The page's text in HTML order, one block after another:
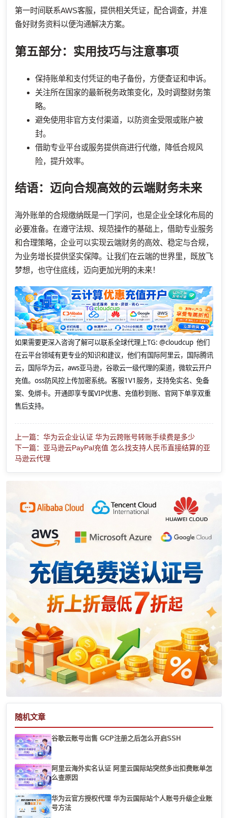
第一时间联系AWS客服，提供相关凭证，配合调查，并准
备好财务资料以便沟通解决方案。
第五部分：实用技巧与注意事项
保持账单和支付凭证的电子备份，方便查证和申诉。
关注所在国家的最新税务政策变化，及时调整财务策
略。
避免使用非官方支付渠道，以防资金受限或账户被
封。
借助专业平台或服务提供商进行代缴，降低合规风
险，提升效率。
结语：迈向合规高效的云端财务未来
海外账单的合规缴纳既是一门学问，也是企业全球化布局的
必要准备。在遵守法规、规范操作的基础上，借助专业服务
和合理策略，企业可以实现云端财务的高效、稳定与合规，
为业务增长提供坚实保障。让我们在云端的世界里，既放飞
梦想，也守住底线，迈向更加光明的未来！
如果需要更深入咨询了解可以联系全球代理上TG: @cloudcup 他们
在云平台领域有更专业的知识和建议，他们有国际阿里云，国际腾讯
云，国际华为云，aws亚马逊，谷歌云一级代理的渠道，微软云开户
充值。oss防风控上传加密系统。客服1V1服务，支持免实名、免备
案、免绑卡。开通即享专属VIP优惠、充值秒到账、官网下单享双重
售后支持。
上一篇：华为云企业认证 华为云跨账号转账手续费是多少
下一篇：亚马逊云PayPal充值 怎么找支持人民币直接结算的亚
马逊云代理
随机文章
谷歌云账号出售 GCP注册之后怎么开启SSH
阿里云海外实名认证 阿里云国际站突然多出扣费账单怎
么查原因
华为云官方授权代理 华为云国际站个人账号升级企业账
号方法